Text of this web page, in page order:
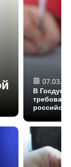
В Госдуме